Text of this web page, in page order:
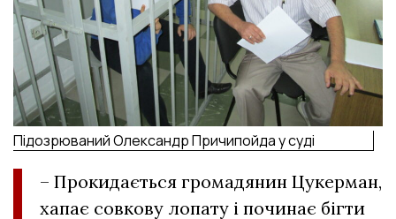
Підозрюваний Олександр Причипойда у суді
– Прокидається громадянин Цукерман,
хапає совкову лопату і починає бігти